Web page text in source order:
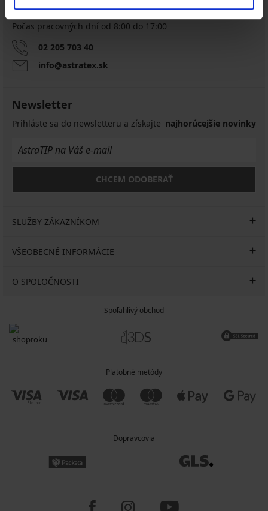
Zákaznícka podpora
Počas pracovných dní od 8:00 do 17:00
02 205 703 40
info@astratex.sk
Newsletter
Prihláste sa do newsletteru a získajte najhorúcejšie novinky
CHCEM ODOBERAŤ
SLUŽBY ZÁKAZNÍKOM
VŠEOBECNÉ INFORMÁCIE
O SPOLOČNOSTI
Spoľahlivý obchod
Platobné metódy
Dopravcovia